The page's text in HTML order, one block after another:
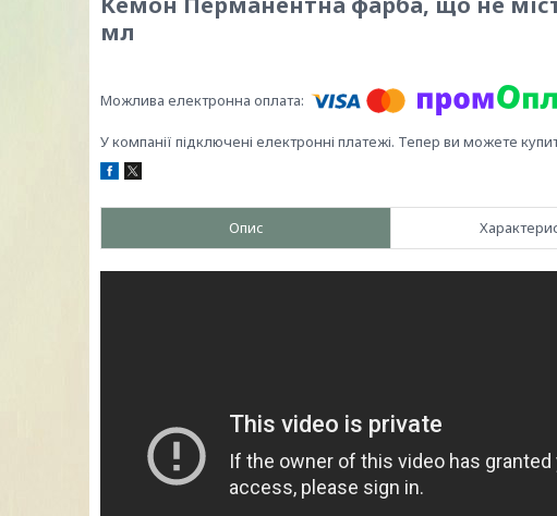
мл
У компанії підключені електронні платежі. Тепер ви можете
Опис